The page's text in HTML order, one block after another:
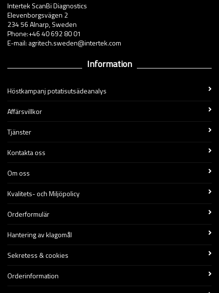
Intertek ScanBi Diagnostics
Elevenborgsvägen 2
234 56 Alnarp, Sweden
Phone:+46 40 692 80 01
E-mail: agritech.sweden@intertek.com
Information
Höstkampanj potatisutsädeanalys
Affärsvillkor
Tjänster
Kontakta oss
Om oss
Kvalitets- och Miljöpolicy
Orderformulär
Hantering av klagomål
Sekretess & cookies
Orderinformation